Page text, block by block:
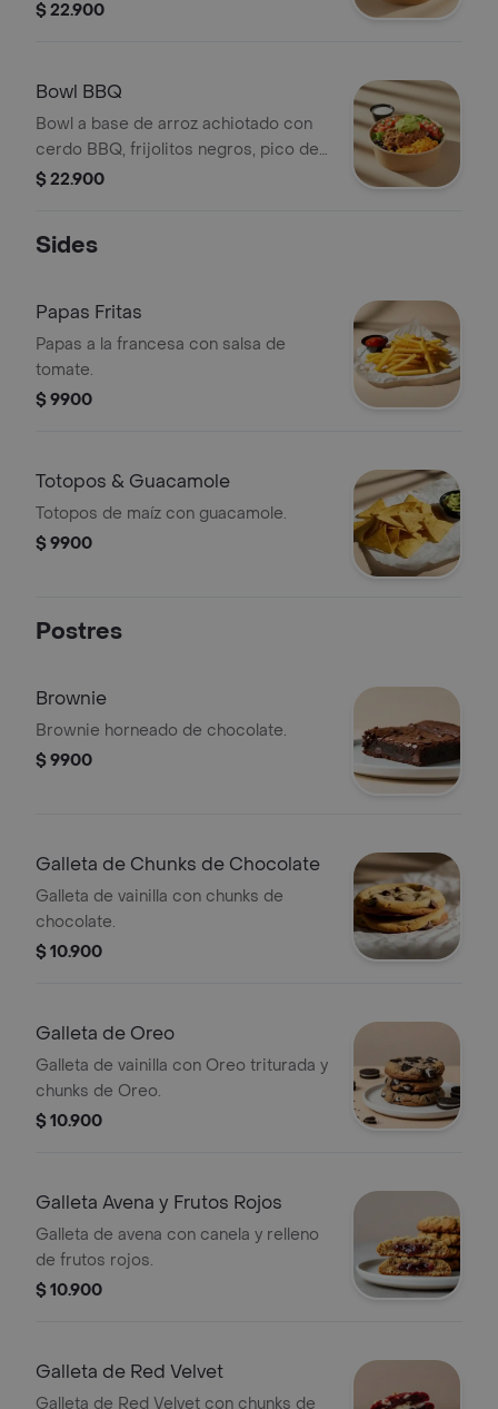
pepino, maíz, cilantro, guacamole y
un sándwich/wrap.
$ 22.900
Bowl BBQ
Bowl a base de arroz achiotado con
cerdo BBQ, frijolitos negros, pico de
gallo, lechuga, guacamole y salsa roja
sándwich/wrap.
$ 22.900
Sides
Papas Fritas
Papas a la francesa con salsa de
tomate.
$ 9900
Totopos & Guacamole
Totopos de maíz con guacamole.
$ 9900
Postres
Brownie
Brownie horneado de chocolate.
$ 9900
Galleta de Chunks de Chocolate
Galleta de vainilla con chunks de
chocolate.
$ 10.900
Galleta de Oreo
Galleta de vainilla con Oreo triturada y
chunks de Oreo.
$ 10.900
Galleta Avena y Frutos Rojos
Galleta de avena con canela y relleno
de frutos rojos.
$ 10.900
Galleta de Red Velvet
Galleta de Red Velvet con chunks de